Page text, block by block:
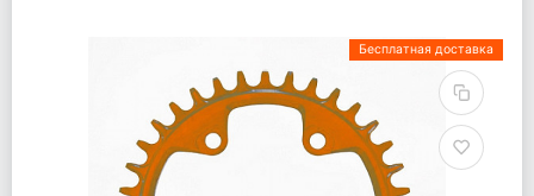
Бесплатная доставка